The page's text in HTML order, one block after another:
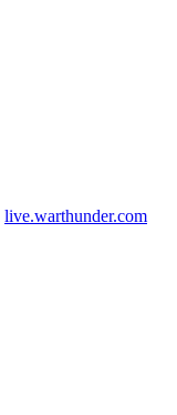
live.warthunder.com